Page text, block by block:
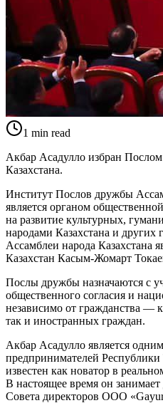
1 min read
Акбар Асадулло избран
Казахстана.
Институт Послов дружбы
является органом
на развитие культурных,
народами Казахстана и других
Ассамблеи народа Казахстана
Казахстан Касым-Жомарт
Послы дружбы назначаются с
общественного согласия и
независимо от гражданства —
так и иностранных граждан.
Акбар Асадулло является
предпринимателей
известен как новатор в
В настоящее время он
Совета директоров ООО